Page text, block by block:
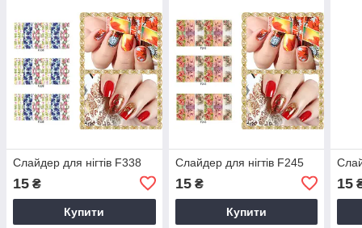
Слайдер для нігтів F338
15 ₴
Купити
Слайдер для нігтів F245
15₴
Купити
15